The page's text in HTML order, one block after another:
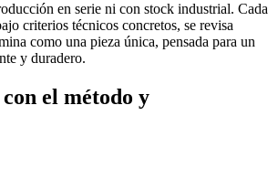
en serie ni con stock industrial. Cada
criterios técnicos concretos, se revisa
como una pieza única, pensada para un
y duradero.
el método y